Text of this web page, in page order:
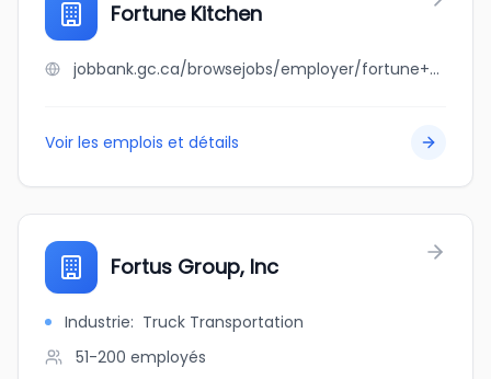
Fortune Kitchen
jobbank.gc.ca/browsejobs/employer/fortune+kitchen/ca
Voir les emplois et détails
Fortus Group, Inc
Industrie: Truck Transportation
51-200 employés